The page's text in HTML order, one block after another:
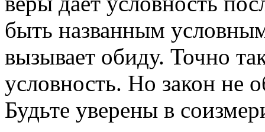
быть названным
вызывает обиду. Точно
условность. Но закон не
Будьте уверены в